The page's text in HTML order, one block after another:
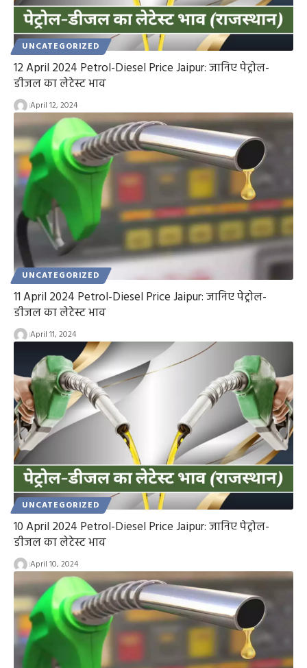
UNCATEGORIZED
12 April 2024 Petrol-Diesel Price Jaipur: जानिए पेट्रोल-
डीजल का लेटेस्ट भाव
April 12, 2024
UNCATEGORIZED
11 April 2024 Petrol-Diesel Price Jaipur: जानिए पेट्रोल-
डीजल का लेटेस्ट भाव
April 11, 2024
UNCATEGORIZED
10 April 2024 Petrol-Diesel Price Jaipur: जानिए पेट्रोल-
डीजल का लेटेस्ट भाव
April 10, 2024